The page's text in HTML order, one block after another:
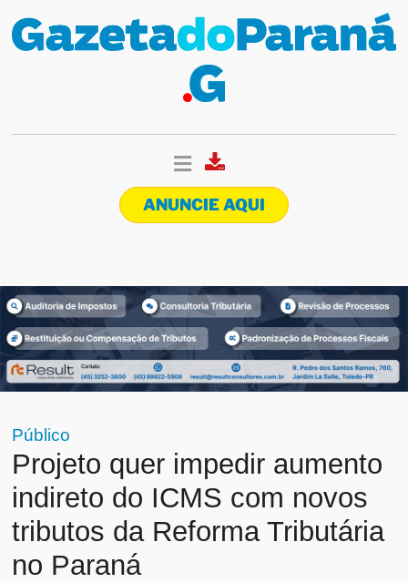
ANUNCIE AQUI
Público
Projeto quer impedir aumento
indireto do ICMS com novos
tributos da Reforma Tributária
no Paraná